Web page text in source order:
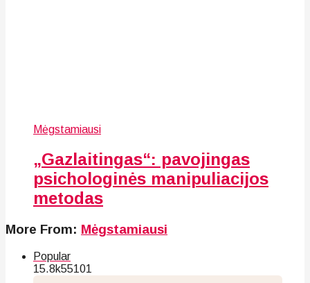
Mėgstamiausi
„Gazlaitingas“: pavojingas
psichologinės manipuliacijos
metodas
More From: Mėgstamiausi
Popular
15.8k55101